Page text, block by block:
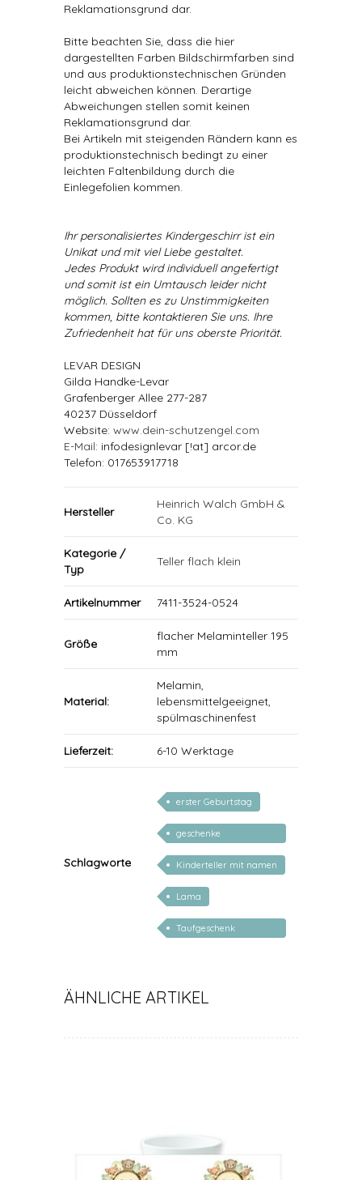
Reklamationsgrund dar.
Bitte beachten Sie, dass die hier
dargestellten Farben Bildschirmfarben sind
und aus produktionstechnischen Gründen
leicht abweichen können. Derartige
Abweichungen stellen somit keinen
Reklamationsgrund dar.
Bei Artikeln mit steigenden Rändern kann es
produktionstechnisch bedingt zu einer
leichten Faltenbildung durch die
Einlegefolien kommen.
Ihr personalisiertes Kindergeschirr ist ein
Unikat und mit viel Liebe gestaltet.
Jedes Produkt wird individuell angefertigt
und somit ist ein Umtausch leider nicht
möglich. Sollten es zu Unstimmigkeiten
kommen, bitte kontaktieren Sie uns. Ihre
Zufriedenheit hat für uns oberste Priorität.
LEVAR DESIGN
Gilda Handke-Levar
Grafenberger Allee 277-287
40237 Düsseldorf
Website: www.dein-schutzengel.com
E-Mail: infodesignlevar [!at] arcor.de
Telefon: 017653917718
Hersteller
Heinrich Walch GmbH &
Co. KG
Kategorie /
Typ
Teller flach klein
Artikelnummer 7411-3524-0524
Größe
flacher Melaminteller 195
mm
Material:
Melamin,
lebensmittelgeeignet,
spülmaschinenfest
Lieferzeit: 6-10 Werktage
Schlagworte
erster Geburtstag
geschenke
personalisiert kinder
Kinderteller mit namen
Lama
Taufgeschenk
ÄHNLICHE ARTIKEL